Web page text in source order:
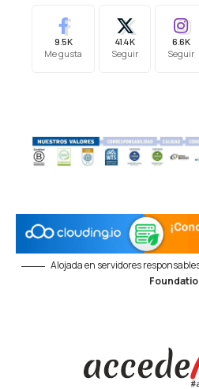
9.5K
Me gusta
41.4K
Seguir
6.6K
Seguir
Alojada en servidores